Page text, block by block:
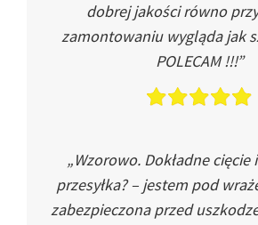
dobrej jakości równo
zamontowaniu wygląda jak
POLECAM !!!”
„Wzorowo. Dokładne cięcie
przesyłka? – jestem pod
zabezpieczona przed